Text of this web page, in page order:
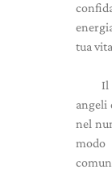
tua
Il
angeli
nel
modo